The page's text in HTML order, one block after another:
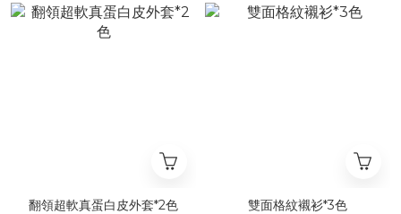
翻領超軟真蛋白皮外套*2色
雙面格紋襯衫*3色